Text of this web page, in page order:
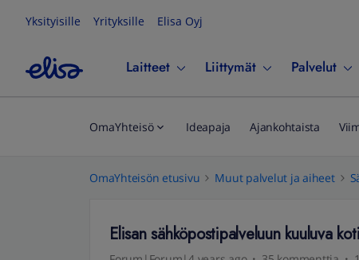
Yksityisille Yrityksille Elisa Oyj
Laitteet Liittymät Palvelut
OmaYhteisö Ideapaja Ajankohtaista
OmaYhteisön etusivu Muut palvelut ja aiheet
Elisan sähköpostipalveluun kuuluva